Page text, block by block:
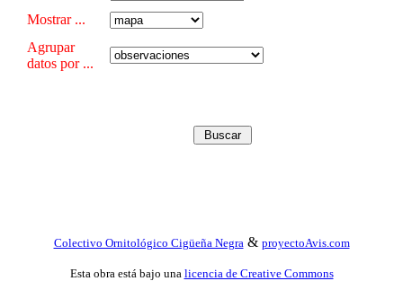
Mostrar ...
Agrupar
datos por ...
Colectivo Ornitológico Cigüeña Negra & proyectoAvis.com
Esta obra está bajo una licencia de Creative Commons